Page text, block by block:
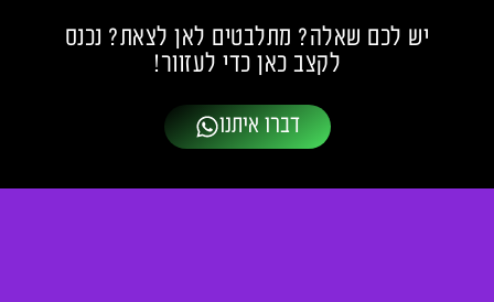
יש לכם שאלה? מתלבטים לאן לצאת? נכנס
לקצב כאן כדי לעזוור!
דברו איתנו